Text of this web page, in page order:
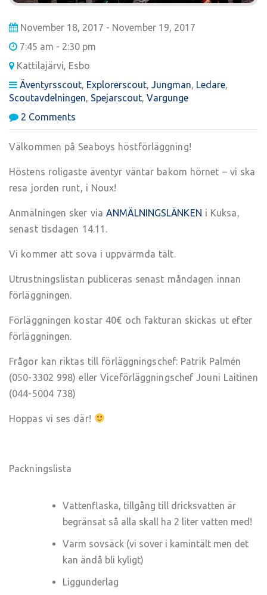
November 18, 2017 - November 19, 2017
7:45 am - 2:30 pm
Kattilajärvi, Esbo
Äventyrsscout, Explorerscout, Jungman, Ledare,
Scoutavdelningen, Spejarscout, Vargunge
2 Comments
HÖSTFÖRLÄGGNING:
Jorden
-17
Välkommen på Seaboys höstförläggning!
Höstens roligaste äventyr väntar bakom hörnet – vi ska
resa jorden runt, i Noux!
Anmälningen sker viaANMÄLNINGSLÄNKEN i Kuksa,
senast tisdagen 14.11.
Vi kommer att sova i uppvärmda tält.
Utrustningslistan publiceras senast måndagen innan
förläggningen.
Förläggningen kostar 40€ och fakturan skickas ut efter
förläggningen.
Frågor kan riktas till förläggningschef: Patrik Palmén
(050-3302 998) eller Viceförläggningschef Jouni Laitinen
(044-5004 738)
Hoppas vi ses där!
Packningslista
Vattenflaska, tillgång till dricksvatten är
begränsat så alla skall ha 2 liter vatten med!
Varm sovsäck (vi sover i kamintält men det
kan ändå bli kyligt)
Liggunderlag